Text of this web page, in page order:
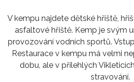
V kempu najdete dětské hřiště,
asfaltové hřiště. Kemp je svým
provozování vodních sportů.
Restaurace v kempu má velmi
dobu, ale v přilehlých
stravování.